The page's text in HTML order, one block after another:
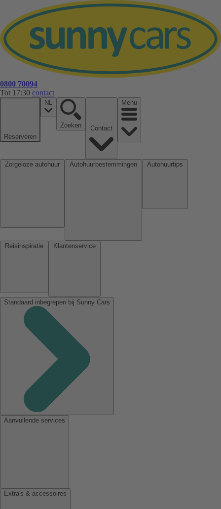
0800 70094
Tot 17:30 contact
Reserveren
NL
Zoeken
Menu
Standaard inbegrepen bij Sunny Cars
Aanvullende services
Extra's & accessoires